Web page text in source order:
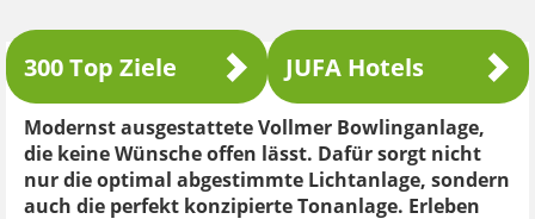
300 Top Ziele JUFA Hotels
Modernst ausgestattete Vollmer Bowlinganlage,
die keine Wünsche offen lässt. Dafür sorgt nicht
nur die optimal abgestimmte Lichtanlage, sondern
auch die perfekt konzipierte Tonanlage. Erleben